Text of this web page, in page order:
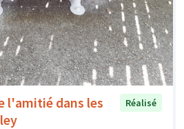
l'amitié dans les
Réalisé